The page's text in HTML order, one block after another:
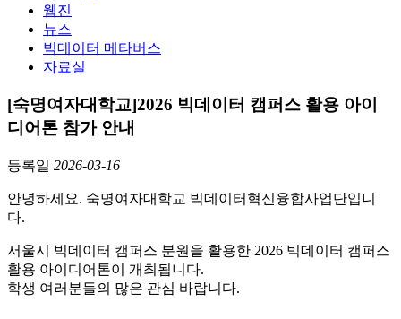
웹진
뉴스
빅데이터 메타버스
자료실
[숙명여자대학교]2026 빅데이터 캠퍼스 활용 아이
디어톤 참가 안내
등록일 2026-03-16
안녕하세요. 숙명여자대학교 빅데이터혁신융합사업단입니
다.
서울시 빅데이터 캠퍼스 분원을 활용한 2026 빅데이터 캠퍼스
활용 아이디어톤이 개최됩니다.
학생 여러분들의 많은 관심 바랍니다.